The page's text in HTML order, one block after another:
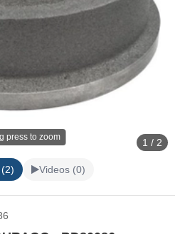
press to zoom 1 / 2
Videos (0)